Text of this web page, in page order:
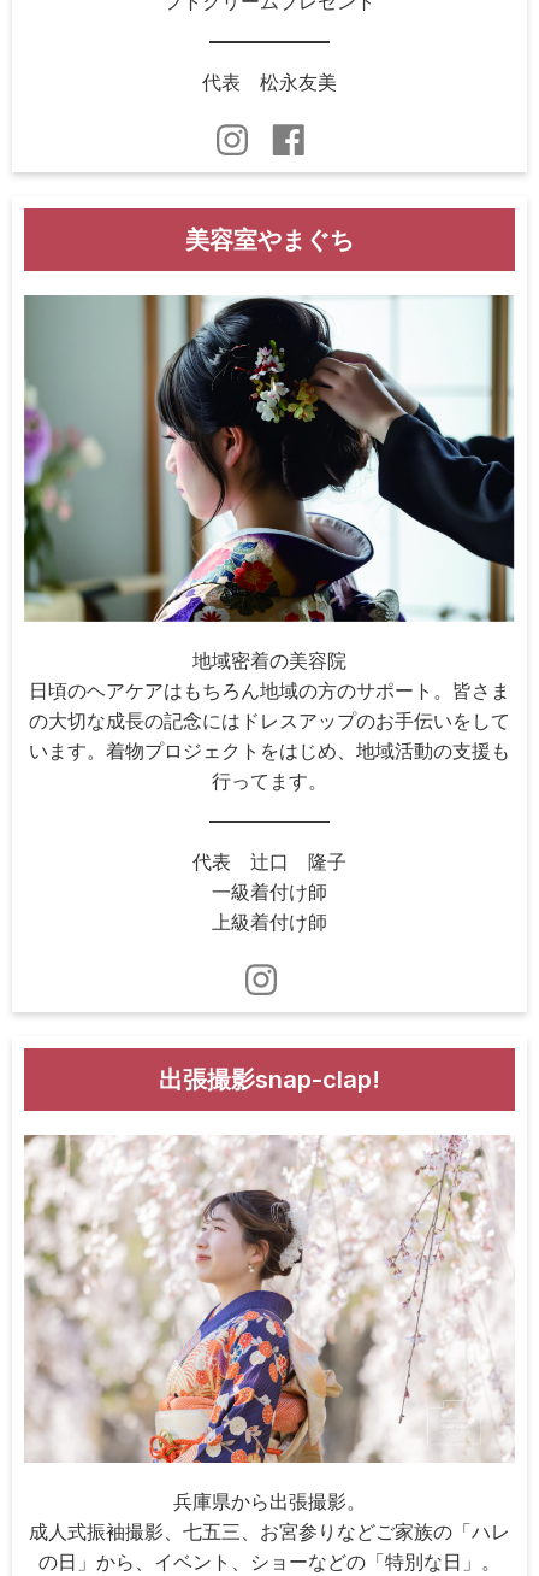
代表 松永友美
美容室やまぐち
地域密着の美容院
日頃のヘアケアはもちろん地域の方のサポート。皆さま
の大切な成長の記念にはドレスアップのお手伝いをして
います。着物プロジェクトをはじめ、地域活動の支援も
行ってます。
代表 辻口 隆子
一級着付け師
上級着付け師
出張撮影snap-clap!
兵庫県から出張撮影。
成人式振袖撮影、七五三、お宮参りなどご家族の「ハレ
の日」から、イベント、ショーなどの「特別な日」。